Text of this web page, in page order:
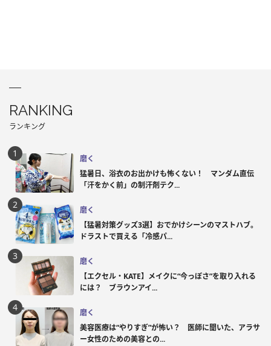
RANKING
ランキング
磨く
猛暑日、浴衣のお出かけも怖くない！ マンダム直伝
「汗をかく前」の制汗剤テク...
磨く
【猛暑対策グッズ3選】おでかけシーンのマストハブ。
ドラストで買える「冷感パ...
磨く
【エクセル・KATE】メイクに“今っぽさ”を取り入れる
には？ ブラウンアイ...
磨く
美容医療は“やりすぎ”が怖い？ 医師に聞いた、アラサ
ー女性のための美容との...